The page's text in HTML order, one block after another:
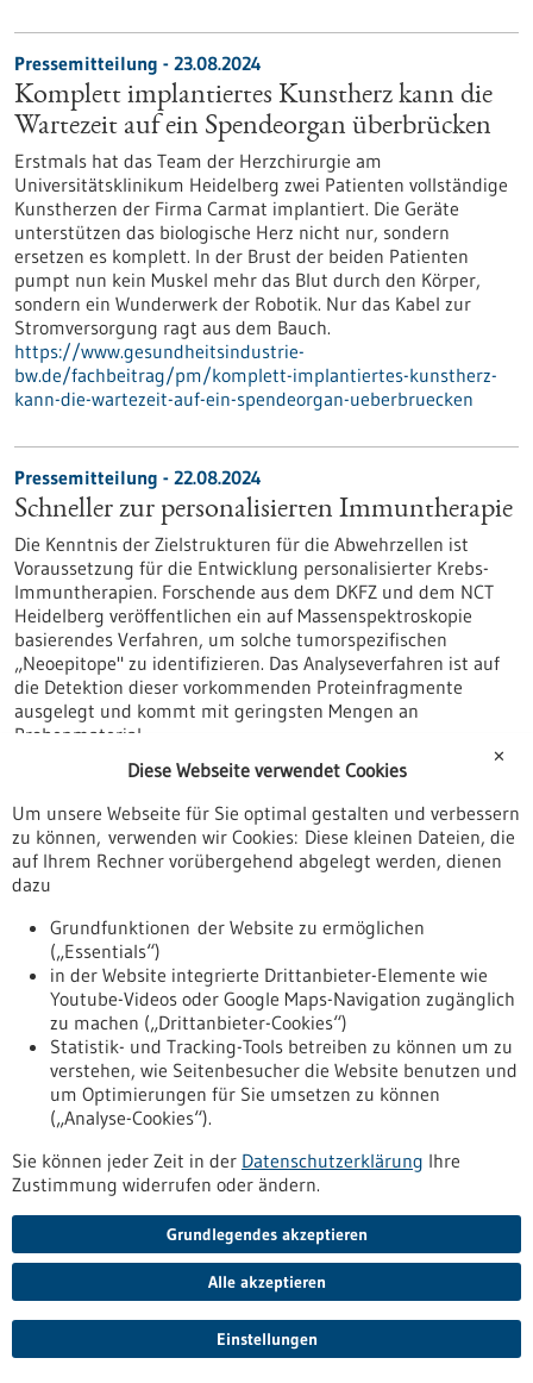
Pressemitteilung - 23.08.2024
Komplett implantiertes Kunstherz kann die
Wartezeit auf ein Spendeorgan überbrücken
Erstmals hat das Team der Herzchirurgie am
Universitätsklinikum Heidelberg zwei Patienten vollständige
Kunstherzen der Firma Carmat implantiert. Die Geräte
unterstützen das biologische Herz nicht nur, sondern
ersetzen es komplett. In der Brust der beiden Patienten
pumpt nun kein Muskel mehr das Blut durch den Körper,
sondern ein Wunderwerk der Robotik. Nur das Kabel zur
Stromversorgung ragt aus dem Bauch.
https://www.gesundheitsindustrie-
bw.de/fachbeitrag/pm/komplett-implantiertes-kunstherz-
kann-die-wartezeit-auf-ein-spendeorgan-ueberbruecken
Pressemitteilung - 22.08.2024
Schneller zur personalisierten Immuntherapie
Die Kenntnis der Zielstrukturen für die Abwehrzellen ist
Voraussetzung für die Entwicklung personalisierter Krebs-
Immuntherapien. Forschende aus dem DKFZ und dem NCT
Heidelberg veröffentlichen ein auf Massenspektroskopie
basierendes Verfahren, um solche tumorspezifischen
„Neoepitope" zu identifizieren. Das Analyseverfahren ist auf
die Detektion dieser vorkommenden Proteinfragmente
ausgelegt und kommt mit geringsten Mengen an
Probenmaterial…
https://www.gesundheitsindustrie-
bw.de/fachbeitrag/pm/schneller-zur-personalisierten-
immuntherapie
Pressemitteilung - 21.08.2024
Ein molekulares Kontrollzentrum sorgt für
Ordnung
Wie werden Proteine in unseren Zellen noch während ihrer
Herstellung modifiziert? Ein internationales Team aus
Forschenden der Universität Konstanz, des Caltech und der
ETH Zürich entschlüsselte den molekularen Mechanismus
dieses Vorgangs, der für unser Leben und unsere Gesundheit
essenziell ist.
https://www.gesundheitsindustrie-
bw.de/fachbeitrag/pm/ein-molekulares-kontrollzentrum-
sorgt-fuer-ordnung
Pressemitteilung - 21.08.2024
Kreislaufwirtschaft im Gesundheitswesen:
Studie zur Abfallentstehung in
✕
Diese Webseite verwendet Cookies
Um unsere Webseite für Sie optimal gestalten und verbessern
zu können, verwenden wir Cookies: Diese kleinen Dateien, die
auf Ihrem Rechner vorübergehend abgelegt werden, dienen
dazu
Grundfunktionen der Website zu ermöglichen
(„Essentials“)
in der Website integrierte Drittanbieter-Elemente wie
Youtube-Videos oder Google Maps-Navigation zugänglich
zu machen („Drittanbieter-Cookies“)
Statistik- und Tracking-Tools betreiben zu können um zu
verstehen, wie Seitenbesucher die Website benutzen und
um Optimierungen für Sie umsetzen zu können
(„Analyse-Cookies“).
Sie können jeder Zeit in der Datenschutzerklärung Ihre
Zustimmung widerrufen oder ändern.
Grundlegendes akzeptieren
Alle akzeptieren
Einstellungen